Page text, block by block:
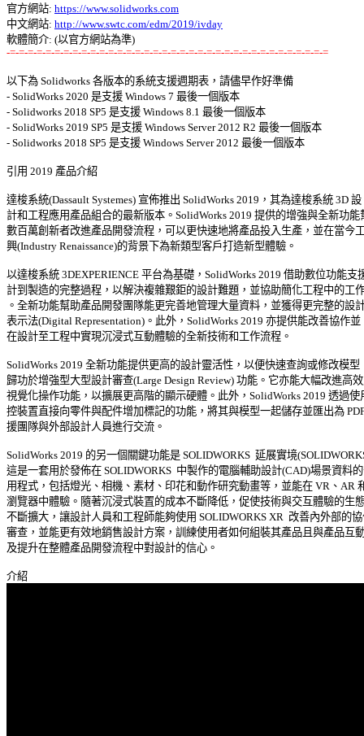
官方網站: https://www.solidworks.com
中文網站: http://www.swtc.com/edm/2019/ivday
-=-=-=-=-=-=-=-=-=-=-=-=-=-=-=-=-=-=-=-=-=-=-=-=-=-=-=-=-=-=-=-=-=-=-=-=
以下為 Solidworks 各版本的系統支援週期表，請儘早作好準備
- SolidWorks 2020 是支援 Windows 7 最後一個版本
- Solidworks 2018 SP5 是支援 Windows 8.1 最後一個版本
- SolidWorks 2019 SP5 是支援 Windows Server 2012 R2 最後一個版本
- Solidworks 2018 SP5 是支援 Windows Server 2012 最後一個版本
引用 2019 產品介紹
達梭系統(Dassault Systemes) 宣佈推出 SolidWorks 2019，其為達梭系統 3D 設
計和工程應用產品組合的最新版本。SolidWorks 2019 提供的增強與全新功
數百萬創新者改進產品開發流程，可以更快速地將產品投入生產，並在當今
興(Industry Renaissance)的背景下為新類型客戶打造新型體驗。
以達梭系統 3DEXPERIENCE 平台為基礎，SolidWorks 2019 借助數位功能支
計到製造的完整過程，以解決複雜艱鉅的設計難題，並協助簡化工程中的工
。全新功能幫助產品開發團隊能更完善地管理大量資料，並獲得更完整的設
表示法(Digital Representation)。此外，SolidWorks 2019 亦提供能改善協作並
在設計至工程中實現沉浸式互動體驗的全新技術和工作流程。
SolidWorks 2019 全新功能提供更高的設計靈活性，以便快速查詢或修改模
歸功於增強型大型設計審查(Large Design Review) 功能。它亦能大幅改進高
視覺化操作功能，以擴展更高階的顯示硬體。此外，SolidWorks 2019 透過
控裝置直接向零件與配件增加標記的功能，將其與模型一起儲存並匯出為
援團隊與外部設計人員進行交流。
SolidWorks 2019 的另一個關鍵功能是 SOLIDWORKS  延展實境
這是一套用於發佈在 SOLIDWORKS  中製作的電腦輔助設計(CAD)場景資料
用程式，包括燈光、相機、素材、印花和動作研究動畫等，並能在 VR、AR
瀏覽器中體驗。隨著沉浸式裝置的成本不斷降低，促使技術與交互體驗的生
不斷擴大，讓設計人員和工程師能夠使用 SOLIDWORKS XR  改善內外部的
審查，並能更有效地銷售設計方案，訓練使用者如何組裝其產品且與產品互
及提升在整體產品開發流程中對設計的信心。